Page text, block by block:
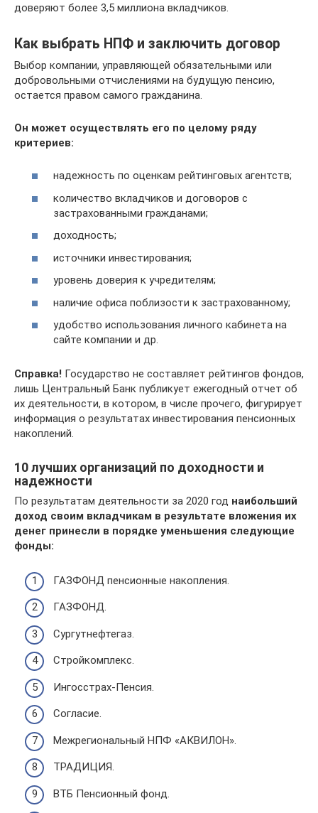
доверяют более 3,5 миллиона вкладчиков.
Как выбрать НПФ и заключить договор
Выбор компании, управляющей обязательными или
добровольными отчислениями на будущую пенсию,
остается правом самого гражданина.
Он может осуществлять его по целому ряду
критериев:
надежность по оценкам рейтинговых агентств;
количество вкладчиков и договоров с
застрахованными гражданами;
доходность;
источники инвестирования;
уровень доверия к учредителям;
наличие офиса поблизости к застрахованному;
удобство использования личного кабинета на
сайте компании и др.
Справка! Государство не составляет рейтингов фондов,
лишь Центральный Банк публикует ежегодный отчет об
их деятельности, в котором, в числе прочего, фигурирует
информация о результатах инвестирования пенсионных
накоплений.
10 лучших организаций по доходности и
надежности
По результатам деятельности за 2020 год наибольший
доход своим вкладчикам в результате вложения их
денег принесли в порядке уменьшения следующие
фонды:
ГАЗФОНД пенсионные накопления.
ГАЗФОНД.
Сургутнефтегаз.
Стройкомплекс.
Ингосстрах-Пенсия.
Согласие.
Межрегиональный НПФ «АКВИЛОН».
ТРАДИЦИЯ.
ВТБ Пенсионный фонд.